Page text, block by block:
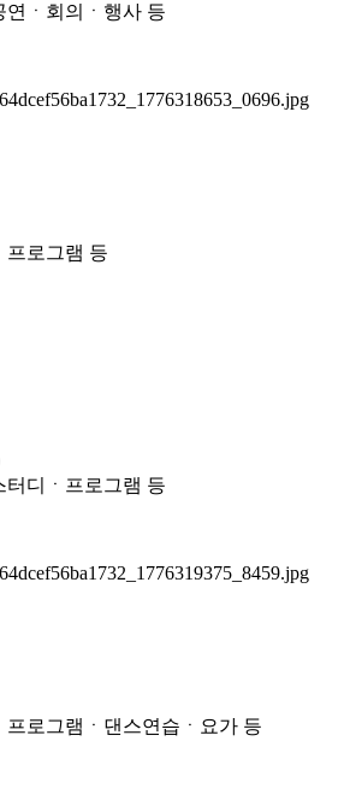
연ㆍ회의ㆍ행사 등
프로그램 등
터디ㆍ프로그램 등
로그램ㆍ댄스연습ㆍ요가 등